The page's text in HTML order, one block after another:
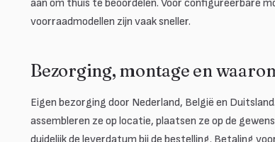
aan om thuis te beoordelen. Voor configureerbare
voorraadmodellen zijn vaak sneller.
Bezorging, montage en
Eigen bezorging door Nederland, België en
assembleren ze op locatie, plaatsen ze op de